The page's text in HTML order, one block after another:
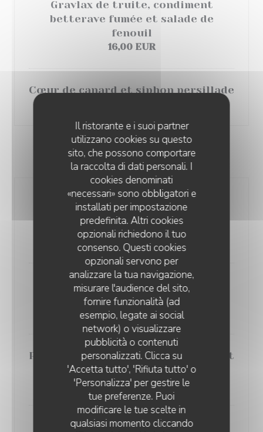
Il ristorante e i suoi partner
utilizzano cookies su questo
sito, che possono comportare
la raccolta di dati personali. I
cookies denominati
«necessari» sono obbligatori e
installati per impostazione
predefinita. Altri cookies
opzionali richiedono il tuo
consenso. Questi cookies
opzionali servono per
analizzare la tua navigazione,
misurare l'audience del sito,
fornire funzionalità (ad
esempio, legate ai social
network) o visualizzare
pubblicità o contenuti
personalizzati. Clicca su
'Accetta tutto', 'Rifiuta tutto' o
'Personalizza' per gestire le
tue preferenze. Puoi
modificare le tue scelte in
qualsiasi momento cliccando
Gravlax de truite, condiment
betterave fumée et salade de
fenouil
16,00 EUR
Cœur de canard et siphon persillade
PLATS
Tartare de veau, radis rose,
rhubarbe, échalotes et pommes de
terre grenailles sautées à l'ail
23,00 EUR
Saucisse de Toulouse, écrasé de
pommes de terre
21,00 EUR
Poulpe snacké, condiment tomate et
ail, courgettes rôties
25,00 EUR
Aubergine rôtie, purée de pois